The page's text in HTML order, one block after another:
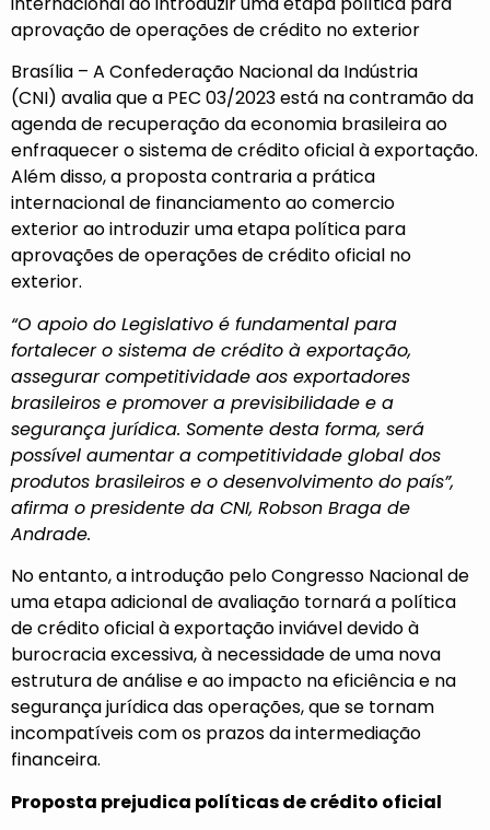
aprovação de operações de crédito no exterior
Brasília – A Confederação Nacional da Indústria
(CNI) avalia que a PEC 03/2023está na contramão da
agenda de recuperação da economia brasileira ao
enfraquecer o sistema de crédito oficial à exportação.
Além disso, a proposta contraria a prática
internacional de financiamento ao comercio
exterior ao introduzir uma etapa política para
aprovações de operações de crédito oficial no
exterior.
“O apoio do Legislativo é fundamental para
fortalecer o sistema de crédito à exportação,
assegurar competitividade aos exportadores
brasileiros e promover a previsibilidade e a
segurança jurídica. Somente desta forma, será
possível aumentar a competitividade global dos
produtos brasileiros e o desenvolvimento do país”,
afirma o presidente da CNI, Robson Braga de
Andrade.
No entanto, a introdução pelo Congresso Nacional de
uma etapa adicional de avaliação tornará a política
de crédito oficial à exportação inviável devido à
burocracia excessiva, à necessidade de uma nova
estrutura de análise e ao impacto na eficiência e na
segurança jurídica das operações, que se tornam
incompatíveis com os prazos da intermediação
financeira.
Proposta prejudica políticas de crédito oficial